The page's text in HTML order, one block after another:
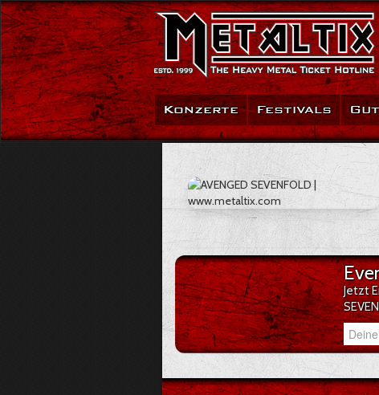
Konzerte Festivals
Jetzt
Deine E-Mail Adresse